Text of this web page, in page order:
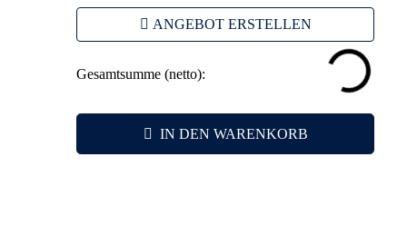
ANGEBOT ERSTELLEN
Gesamtsumme (netto):
IN DEN WARENKORB